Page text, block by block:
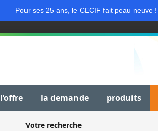
Pour ses 25 ans, le CECIF fait peau neuve !
l’offre la demande produits
Votre recherche